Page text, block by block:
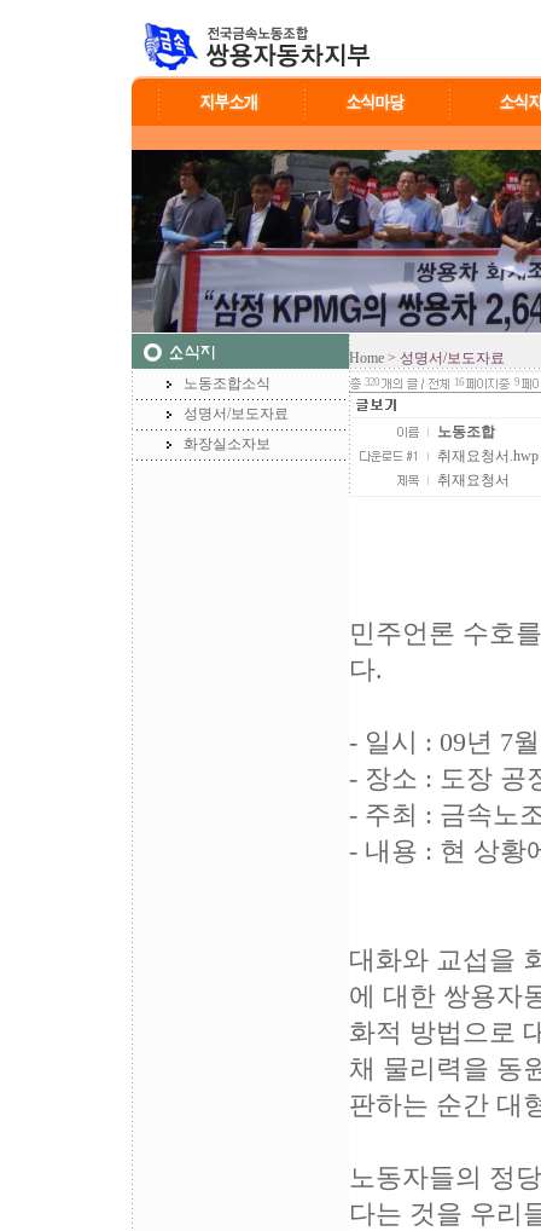
노동조합소식
성명서/보도자료
화장실소자보
Home > 성명서/보도자료
320 16 9
노동조합
취재요청서
취재요청서
민주언론 수호
다.
- 일시 : 09년 7
- 장소 : 도장 공
- 주최 : 금속노
- 내용 : 현 상황
대화와 교섭을
에 대한 쌍용자
화적 방법으로
채 물리력을 동
판하는 순간 대
노동자들의 정
다는 것을 우리